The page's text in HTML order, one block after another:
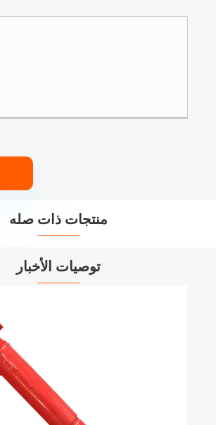
منتجات ذات صله
توصيات الأخبار